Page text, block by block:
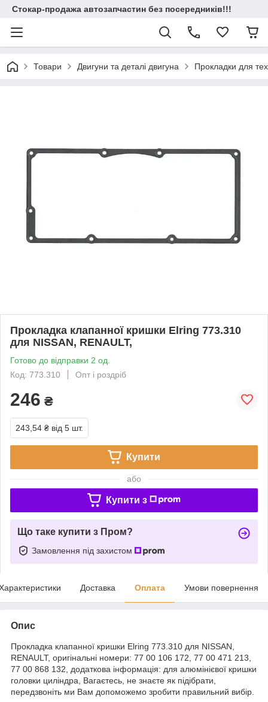
Стокар-продажа автозапчастин без посередників!!!
Товари Двигуни та деталі двигуна Прокладки для
Прокладка клапанної кришки Elring 773.310
для NISSAN, RENAULT,
Готово до відправки 2 од.
Код: 773.310
Опт і роздріб
246 ₴
243,54 ₴ від 5 шт.
Купити
або
Купити з
Що таке купити з Пром?
Замовлення під захистом
Доставка Оплата Умови повернення
Опис
Прокладка клапанної кришки Elring 773.310 для NISSAN,
RENAULT, оригінальні номери: 77 00 106 172, 77 00 471 213,
77 00 868 132, додаткова інформація: для алюмінієвої кришки
головки циліндра, Вагаєтесь, не знаєте як підібрати,
передзвоніть ми Вам допоможемо зробити правильний вибір.